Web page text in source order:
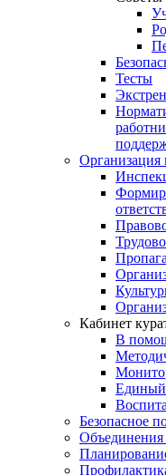
Тесты
Организация
Кабинет
В
Единый
Безопасное
Объединения